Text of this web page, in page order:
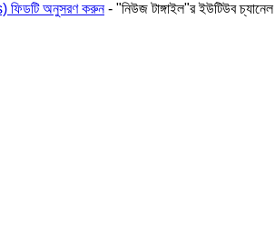
ফিডটি অনুসরণ করুন- "নিউজ টাঙ্গাইল"র ইউটিউব চ্যানেল